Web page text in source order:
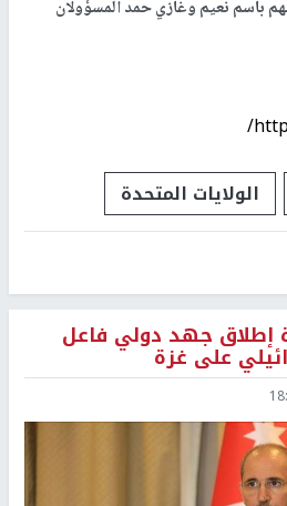
باسم نعيم وغازي حمد المسؤولان
الولايات المتحدة
إطلاق جهد دولي فاعل
على غزة